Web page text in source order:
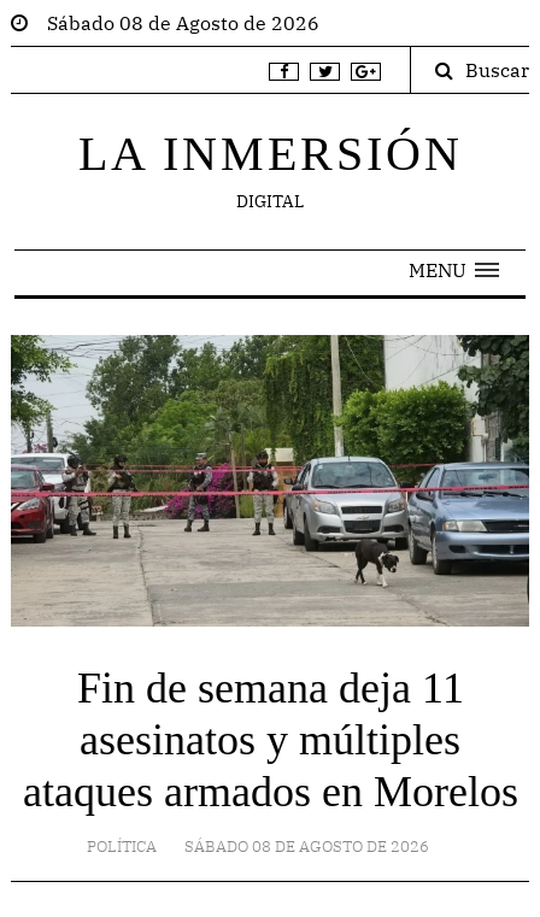
Sábado 08 de Agosto de 2026
Buscar
LA INMERSIÓN
DIGITAL
MENU
Fin de semana deja 11
asesinatos y múltiples
ataques armados en Morelos
POLÍTICA SÁBADO 08 DE AGOSTO DE 2026